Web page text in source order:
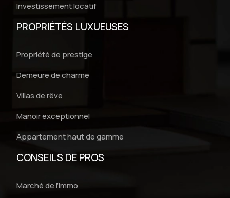
Investissement locatif
PROPRIÉTÉS LUXUEUSES
Propriété de prestige
Demeure de charme
Villas de rêve
Manoir exceptionnel
Appartement haut de gamme
CONSEILS DE PROS
Marché de l’immo